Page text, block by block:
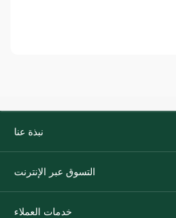
نبذة عنا
التسوق عبر الإنترنت
خدمات العملاء